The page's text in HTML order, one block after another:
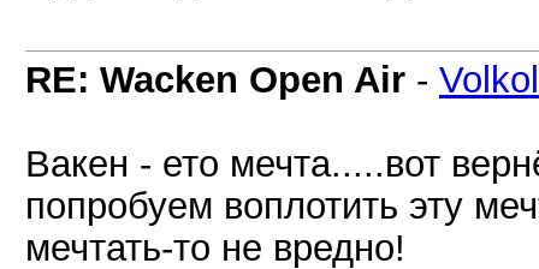
RE: Wacken Open Air -
Вакен - ето мечта.....вот
попробуем воплотить эту
мечтать-то не вредно!